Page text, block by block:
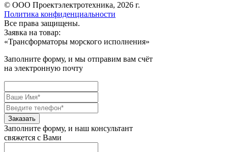
© ООО Проектэлектротехника, 2026 г.
Политика конфиденциальности
Все права защищены.
Заявка на товар:
«Трансформаторы морского исполнения»
Заполните форму, и мы отправим вам счёт
на электронную почту
Заполните форму, и наш консультант
свяжется с Вами